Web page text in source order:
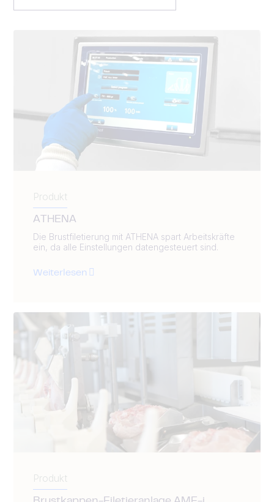
Produkt
ATHENA
Die Brustfiletierung mit ATHENA spart Arbeitskräfte
ein, da alle Einstellungen datengesteuert sind.
Weiterlesen
Produkt